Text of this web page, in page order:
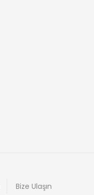
Bize Ulaşın